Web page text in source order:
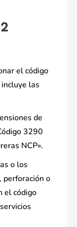
el código
las
de
3290
NCP».
o los
o
el código